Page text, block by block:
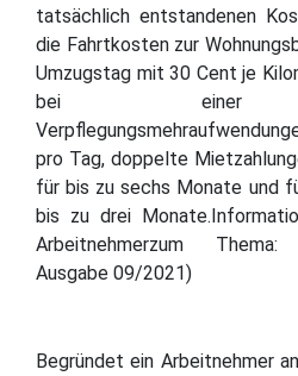
tatsächlich entstandenen
die Fahrtkosten zur
Umzugstag mit 30 Cent je
bei einer
pro Tag, doppelte
für bis zu sechs Monate und
bis zu drei
Arbeitnehmerzum Thema:
Ausgabe 09/2021)
Begründet ein Arbeitnehmer